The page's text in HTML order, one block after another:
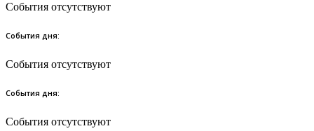
События отсутствуют
События дня:
События отсутствуют
События дня:
События отсутствуют